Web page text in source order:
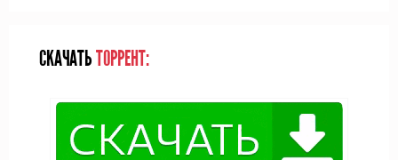
СКАЧАТЬТОРРЕНТ: